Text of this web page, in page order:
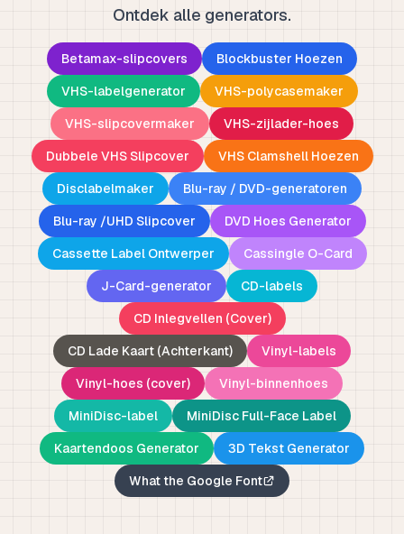
Ontdek alle generators.
Betamax-slipcovers
Blockbuster Hoezen
VHS-labelgenerator
VHS-polycasemaker
VHS-slipcovermaker
VHS-zijlader-hoes
Dubbele VHS Slipcover
VHS Clamshell Hoezen
Disclabelmaker
Blu-ray / DVD-generatoren
Blu-ray /UHD Slipcover
DVD Hoes Generator
Cassette Label Ontwerper
Cassingle O-Card
J-Card-generator
CD-labels
CD Inlegvellen (Cover)
CD Lade Kaart (Achterkant)
Vinyl-labels
Vinyl-hoes (cover)
Vinyl-binnenhoes
MiniDisc-label
MiniDisc Full-Face Label
Kaartendoos Generator
3D Tekst Generator
What the Google Font